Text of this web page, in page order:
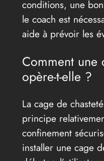
conditions, une
le coach est
aide à prévoir les
Comment une
opère-t-elle ?
La cage de
principe
confinement
installer une cage